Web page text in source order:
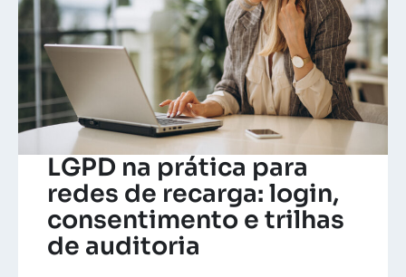
LGPD na prática para
redes de recarga: login,
consentimento e trilhas
de auditoria